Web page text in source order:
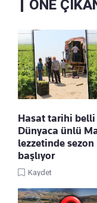
ÖNE
Hasat tarihi
Dünyaca ünlü
lezzetinde sezon
başlıyor
Kaydet